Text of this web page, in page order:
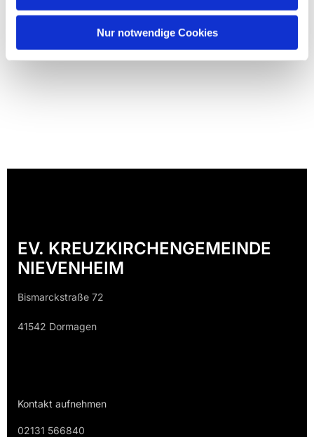
Nur notwendige Cookies
EV. KREUZKIRCHENGEMEINDE
NIEVENHEIM
Bismarckstraße 72
41542 Dormagen
Kontakt aufnehmen
02131 566840